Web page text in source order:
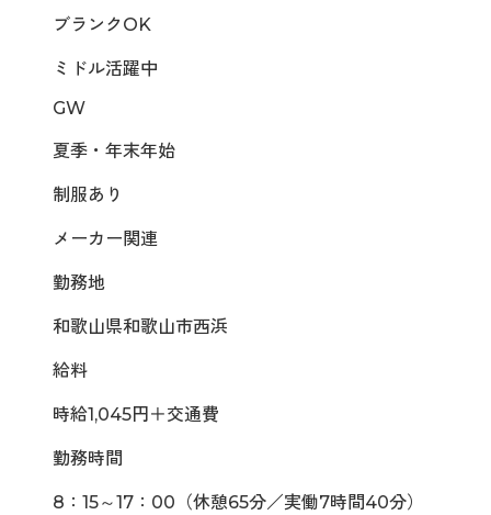
ブランクOK
ミドル活躍中
GW
夏季・年末年始
制服あり
メーカー関連
勤務地
和歌山県和歌山市西浜
給料
時給1,045円＋交通費
勤務時間
8：15～17：00（休憩65分／実働7時間40分）